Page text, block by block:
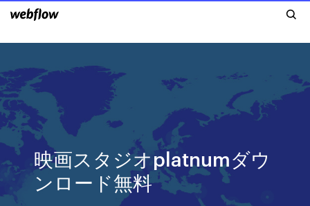
映画スタジオplatnumダウ
ンロード無料